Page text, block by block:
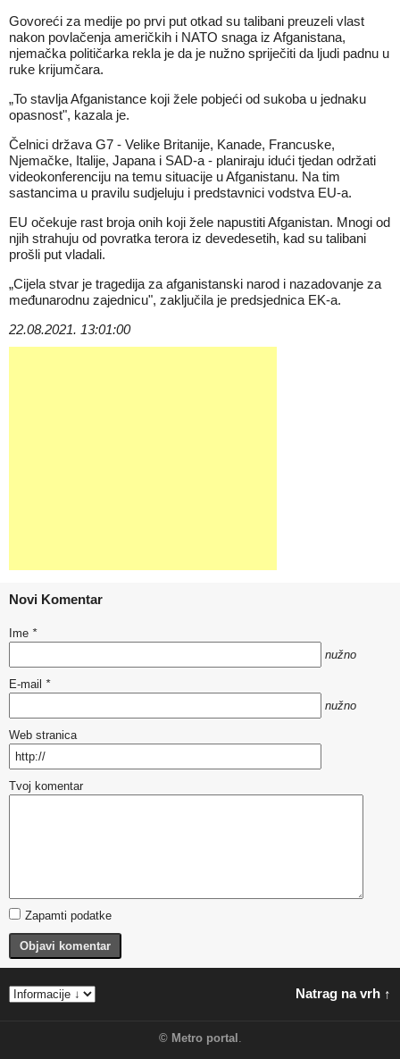
Govoreći za medije po prvi put otkad su talibani preuzeli vlast
nakon povlačenja američkih i NATO snaga iz Afganistana,
njemačka političarka rekla je da je nužno spriječiti da ljudi padnu u
ruke krijumčara.
„To stavlja Afganistance koji žele pobjeći od sukoba u jednaku
opasnost", kazala je.
Čelnici država G7 - Velike Britanije, Kanade, Francuske,
Njemačke, Italije, Japana i SAD-a - planiraju idući tjedan održati
videokonferenciju na temu situacije u Afganistanu. Na tim
sastancima u pravilu sudjeluju i predstavnici vodstva EU-a.
EU očekuje rast broja onih koji žele napustiti Afganistan. Mnogi od
njih strahuju od povratka terora iz devedesetih, kad su talibani
prošli put vladali.
„Cijela stvar je tragedija za afganistanski narod i nazadovanje za
međunarodnu zajednicu", zaključila je predsjednica EK-a.
22.08.2021. 13:01:00
Novi Komentar
Ime *
nužno
E-mail *
nužno
Web stranica
Tvoj komentar
Zapamti podatke
Objavi komentar
Natrag na vrh ↑
© Metro portal .